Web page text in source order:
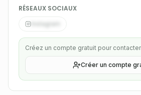
RÉSEAUX SOCIAUX
Créez un compte gratuit pour
Créer un compte